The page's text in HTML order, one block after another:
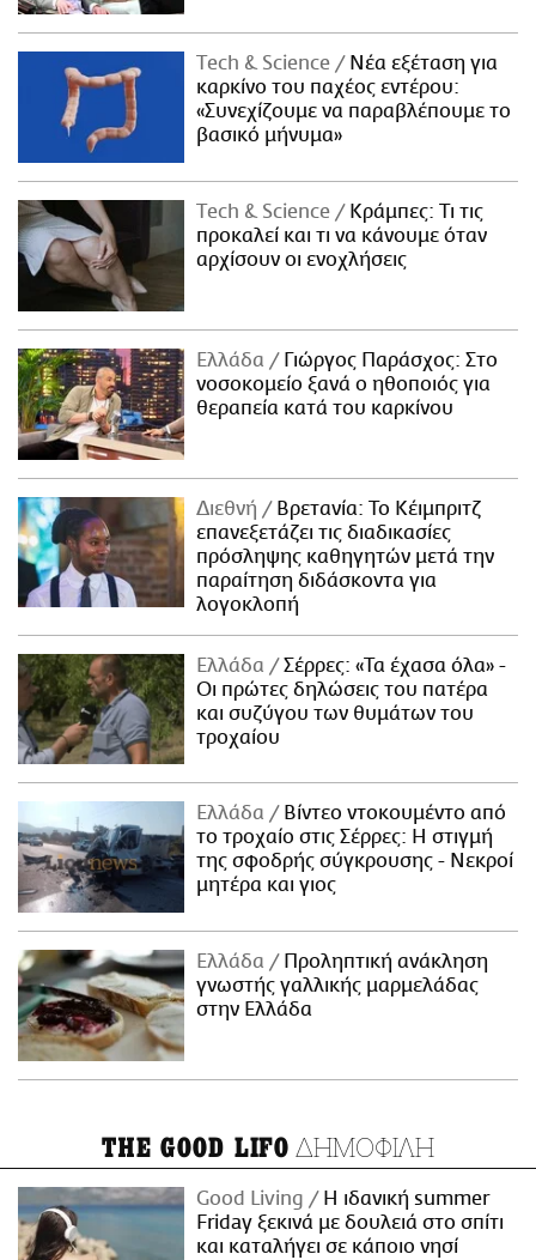
Τech & Science
Νέα εξέταση για
καρκίνο του παχέος εντέρου:
«Συνεχίζουμε να παραβλέπουμε το
βασικό μήνυμα»
Τech & Science
Κράμπες: Τι τις
προκαλεί και τι να κάνουμε όταν
αρχίσουν οι ενοχλήσεις
Ελλάδα
Γιώργος Παράσχος: Στο
νοσοκομείο ξανά ο ηθοποιός για
θεραπεία κατά του καρκίνου
Διεθνή
Βρετανία: Το Κέιμπριτζ
επανεξετάζει τις διαδικασίες
πρόσληψης καθηγητών μετά την
παραίτηση διδάσκοντα για
λογοκλοπή
Ελλάδα
Σέρρες: «Τα έχασα όλα» -
Οι πρώτες δηλώσεις του πατέρα
και συζύγου των θυμάτων του
τροχαίου
Ελλάδα
Βίντεο ντοκουμέντο από
το τροχαίο στις Σέρρες: Η στιγμή
της σφοδρής σύγκρουσης - Νεκροί
μητέρα και γιος
Ελλάδα
Προληπτική ανάκληση
γνωστής γαλλικής μαρμελάδας
στην Ελλάδα
THE GOOD LIFO ΔΗΜΟΦΙΛΗ
Good Living
Η ιδανική summer
Friday ξεκινά με δουλειά στο σπίτι
και καταλήγει σε κάποιο νησί